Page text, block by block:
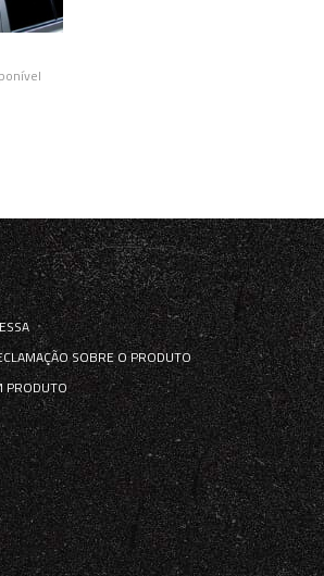
SOBRE O PRODUTO
PRODUTO